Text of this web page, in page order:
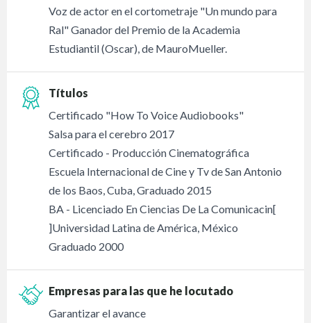
Voz de actor en el cortometraje "Un mundo para
Ral" Ganador del Premio de la Academia
Estudiantil (Oscar), de MauroMueller.
Títulos
Certificado "How To Voice Audiobooks"
Salsa para el cerebro 2017
Certificado - Producción Cinematográfica
Escuela Internacional de Cine y Tv de San Antonio
de los Baos, Cuba, Graduado 2015
BA - Licenciado En Ciencias De La Comunicacin[
]Universidad Latina de América, México
Graduado 2000
Empresas para las que he locutado
Garantizar el avance